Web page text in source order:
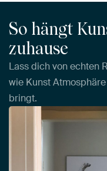
So hängt
zuhause
Lass dich von echten
wie Kunst
bringt.